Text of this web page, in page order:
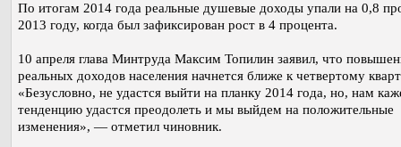
По итогам 2014 года реальные душевые доходы упали на 0,8
2013 году, когда был зафиксирован рост в 4 процента.
10 апреля глава Минтруда Максим Топилин заявил, что
реальных доходов населения начнется ближе к четвертому
«Безусловно, не удастся выйти на планку 2014 года, но, нам
тенденцию удастся преодолеть и мы выйдем на положительные
изменения», — отметил чиновник.